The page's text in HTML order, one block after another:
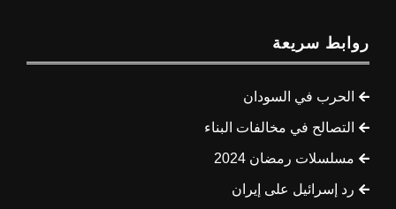
روابط سريعة
الحرب في السودان
التصالح في مخالفات البناء
مسلسلات رمضان 2024
رد إسرائيل على إيران